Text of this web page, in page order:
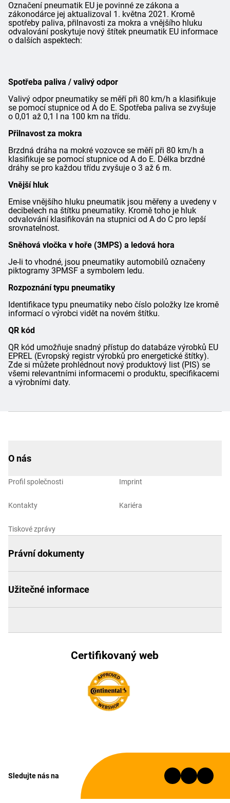
Označení pneumatik EU je povinné ze zákona a
zákonodárce jej aktualizoval 1. května 2021. Kromě
spotřeby paliva, přilnavosti za mokra a vnějšího hluku
odvalování poskytuje nový štítek pneumatik EU informace
o dalších aspektech:
Spotřeba paliva / valivý odpor
Valivý odpor pneumatiky se měří při 80 km/h a klasifikuje
se pomocí stupnice od A do E. Spotřeba paliva se zvyšuje
o 0,01 až 0,1 l na 100 km na třídu.
Přilnavost za mokra
Brzdná dráha na mokré vozovce se měří při 80 km/h a
klasifikuje se pomocí stupnice od A do E. Délka brzdné
dráhy se pro každou třídu zvyšuje o 3 až 6 m.
Vnější hluk
Emise vnějšího hluku pneumatik jsou měřeny a uvedeny v
decibelech na štítku pneumatiky. Kromě toho je hluk
odvalování klasifikován na stupnici od A do C pro lepší
srovnatelnost.
Sněhová vločka v hoře (3MPS) a ledová hora
Je-li to vhodné, jsou pneumatiky automobilů označeny
piktogramy 3PMSF a symbolem ledu.
Rozpoznání typu pneumatiky
Identifikace typu pneumatiky nebo číslo položky lze kromě
informací o výrobci vidět na novém štítku.
QR kód
QR kód umožňuje snadný přístup do databáze výrobků EU
EPREL (Evropský registr výrobků pro energetické štítky).
Zde si můžete prohlédnout nový produktový list (PIS) se
všemi relevantními informacemi o produktu, specifikacemi
a výrobními daty.
O nás
Profil společnosti
Kontakty
Tiskové zprávy
Imprint
Kariéra
Právní dokumenty
Užitečné informace
Certifikovaný web
Sledujte nás na